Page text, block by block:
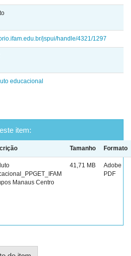
jspui/handle/4321/1297
educacional
item:
Tamanho Formato
Manaus Centro
41,71 MB
Adobe
PDF